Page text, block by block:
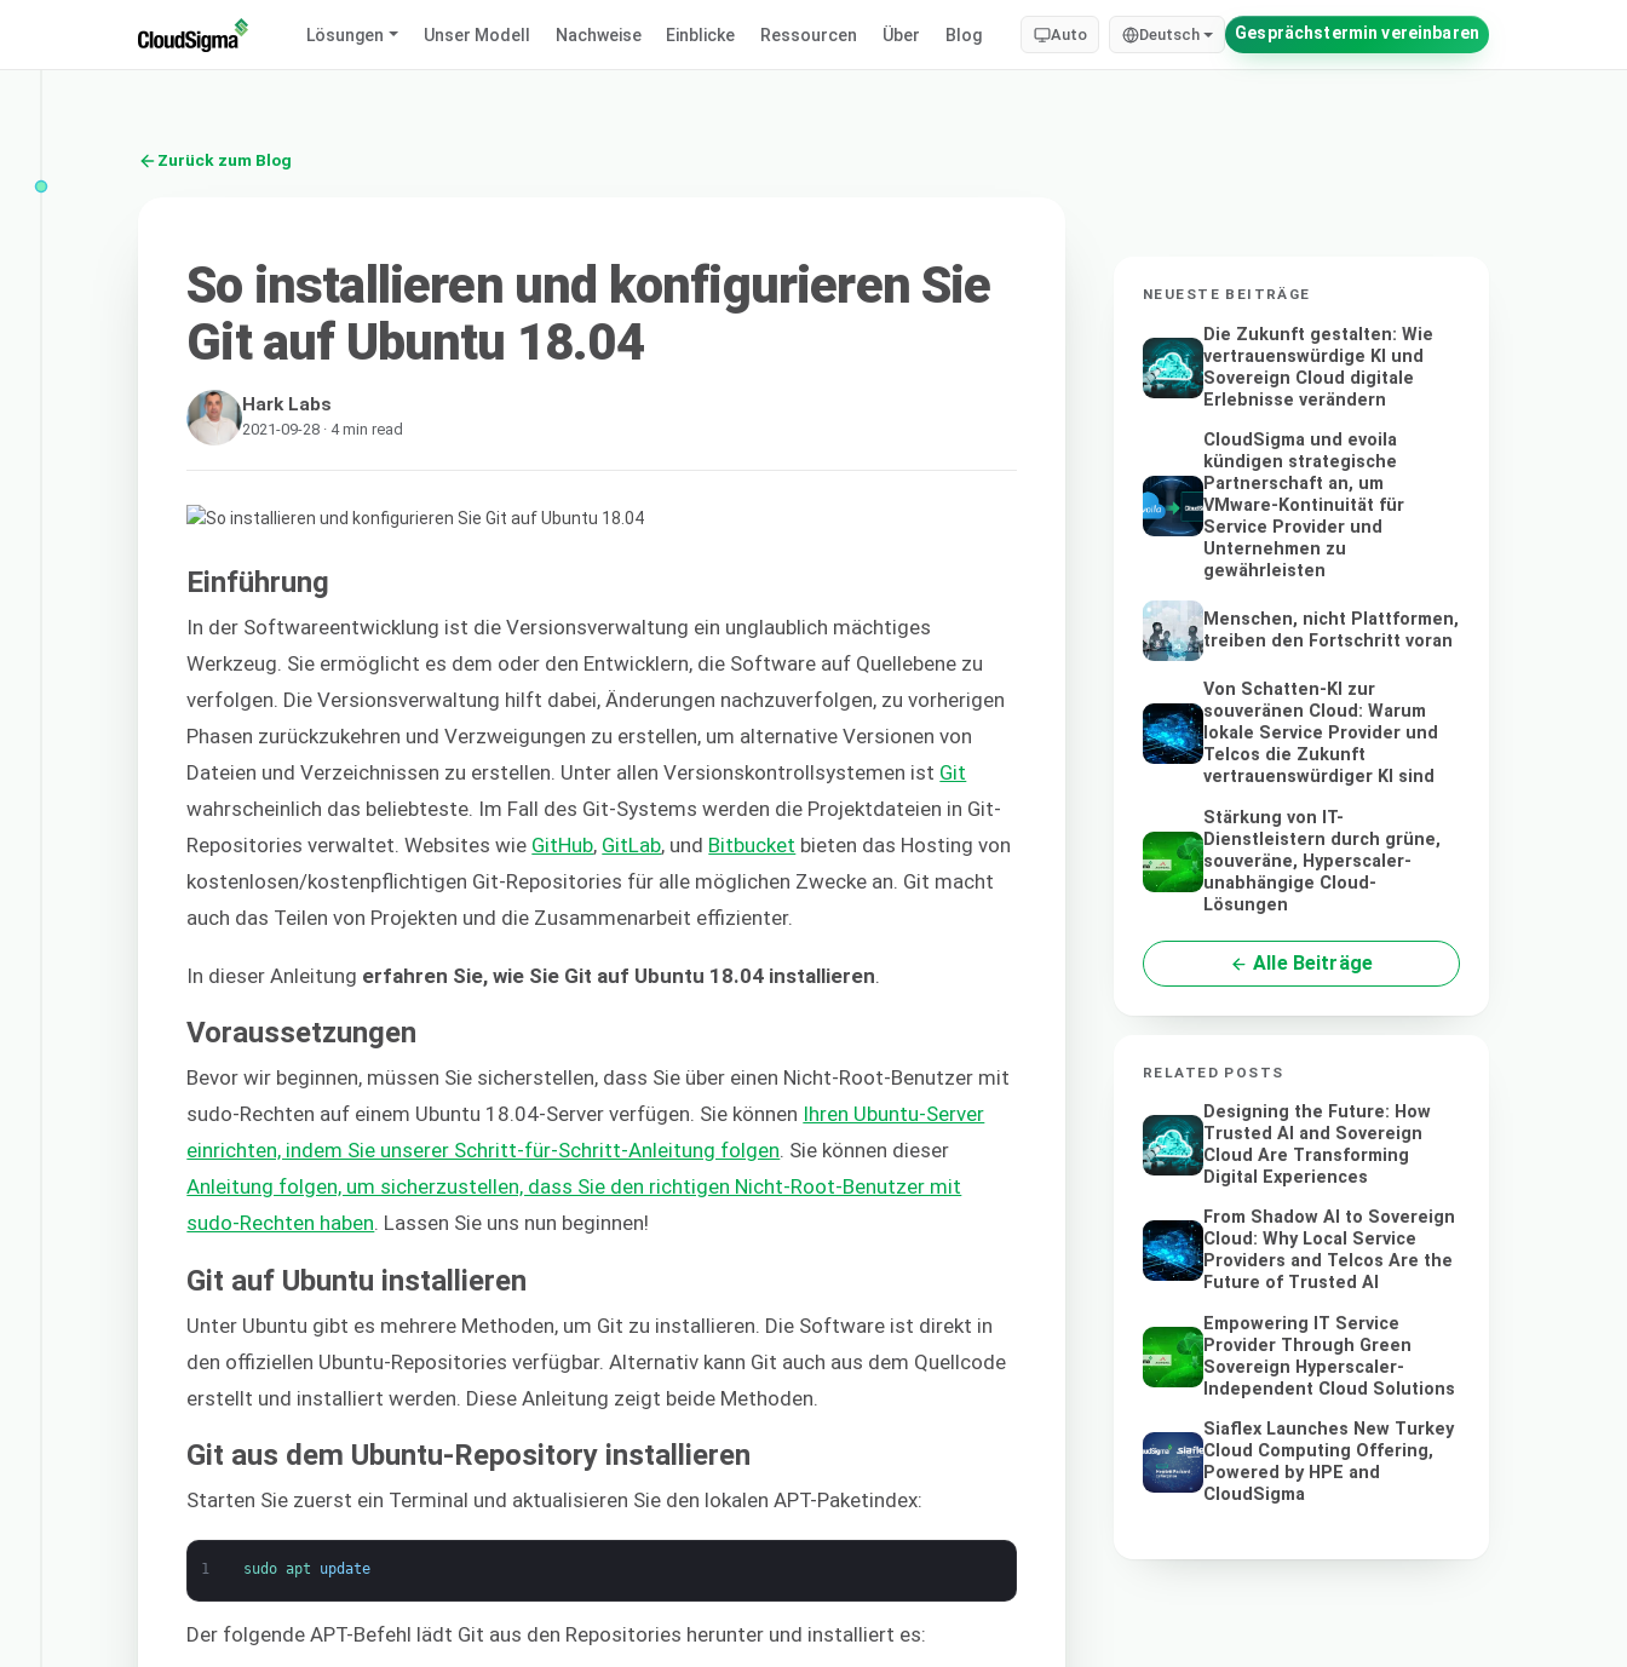
Lösungen Unser Modell Nachweise Einblicke Ressourcen Über Blog Auto Deutsch Gesprächstermin vereinbaren
Zurück zum Blog
So installieren und konfigurieren Sie
Git auf Ubuntu 18.04
Hark Labs
2021-09-28 · 4 min read
Einführung
In der Softwareentwicklung ist die Versionsverwaltung ein unglaublich mächtiges
Werkzeug. Sie ermöglicht es dem oder den Entwicklern, die Software auf Quellebene zu
verfolgen. Die Versionsverwaltung hilft dabei, Änderungen nachzuverfolgen, zu vorherigen
Phasen zurückzukehren und Verzweigungen zu erstellen, um alternative Versionen von
Dateien und Verzeichnissen zu erstellen. Unter allen Versionskontrollsystemen ist Git
wahrscheinlich das beliebteste. Im Fall des Git-Systems werden die Projektdateien in Git-
Repositories verwaltet. Websites wie GitHub, GitLab, und Bitbucket bieten das Hosting von
kostenlosen/kostenpflichtigen Git-Repositories für alle möglichen Zwecke an. Git macht
auch das Teilen von Projekten und die Zusammenarbeit effizienter.
In dieser Anleitung erfahren Sie, wie Sie Git auf Ubuntu 18.04 installieren
Voraussetzungen
Bevor wir beginnen, müssen Sie sicherstellen, dass Sie über einen Nicht-Root-Benutzer mit
sudo-Rechten auf einem Ubuntu 18.04-Server verfügen. Sie können Ihren Ubuntu-Server
einrichten, indem Sie unserer Schritt-für-Schritt-Anleitung folgen. Sie können dieser
Anleitung folgen, um sicherzustellen, dass Sie den richtigen Nicht-Root-Benutzer mit
sudo-Rechten haben. Lassen Sie uns nun beginnen!
Git auf Ubuntu installieren
Unter Ubuntu gibt es mehrere Methoden, um Git zu installieren. Die Software ist direkt in
den offiziellen Ubuntu-Repositories verfügbar. Alternativ kann Git auch aus dem Quellcode
erstellt und installiert werden. Diese Anleitung zeigt beide Methoden.
Git aus dem Ubuntu-Repository installieren
Starten Sie zuerst ein Terminal und aktualisieren Sie den lokalen APT-Paketindex:
1 sudo apt update
Der folgende APT-Befehl lädt Git aus den Repositories herunter und installiert es:
NEUESTE BEITRÄGE
Die Zukunft gestalten: Wie
vertrauenswürdige KI und
Sovereign Cloud digitale
Erlebnisse verändern
CloudSigma und evoila
kündigen strategische
Partnerschaft an, um
VMware-Kontinuität für
Service Provider und
Unternehmen zu
gewährleisten
Menschen, nicht Plattformen,
treiben den Fortschritt voran
Von Schatten-KI zur
souveränen Cloud: Warum
lokale Service Provider und
Telcos die Zukunft
vertrauenswürdiger KI sind
Stärkung von IT-
Dienstleistern durch grüne,
souveräne, Hyperscaler-
unabhängige Cloud-
Lösungen
Alle Beiträge
RELATED POSTS
Designing the Future: How
Trusted AI and Sovereign
Cloud Are Transforming
Digital Experiences
From Shadow AI to Sovereign
Cloud: Why Local Service
Providers and Telcos Are the
Future of Trusted AI
Empowering IT Service
Provider Through Green
Sovereign Hyperscaler-
Independent Cloud Solutions
Siaflex Launches New Turkey
Cloud Computing Offering,
Powered by HPE and
CloudSigma